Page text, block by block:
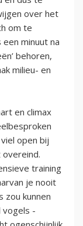
over het
om te
minuut na
behoren,
milieu- en
en climax
open bij
overeind.
training
je nooit
zou kunnen
vogels -